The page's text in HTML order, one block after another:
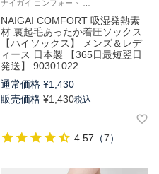
NAIGAI COMFORT 吸湿発熱素
材 裏起毛あったか着圧ソックス
【ハイソックス】 メンズ＆レデ
ィース 日本製 【365日最短翌日
発送】 90301022
通常価格 ¥1,430
販売価格 ¥1,430税込
4.57 （7）